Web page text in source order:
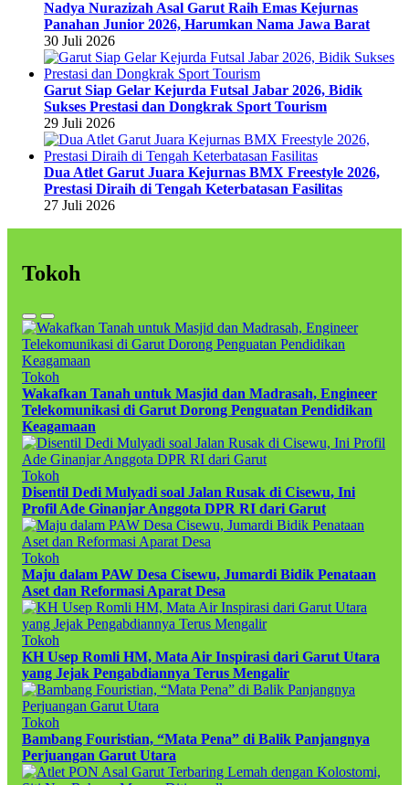
Nadya Nurazizah Asal Garut Raih Emas Kejurnas
Panahan Junior 2026, Harumkan Nama Jawa Barat
30 Juli 2026
Garut Siap Gelar Kejurda Futsal Jabar 2026, Bidik
Sukses Prestasi dan Dongkrak Sport Tourism
29 Juli 2026
Dua Atlet Garut Juara Kejurnas BMX Freestyle 2026,
Prestasi Diraih di Tengah Keterbatasan Fasilitas
27 Juli 2026
Tokoh
Tokoh
Wakafkan Tanah untuk Masjid dan Madrasah, Engineer
Telekomunikasi di Garut Dorong Penguatan Pendidikan
Keagamaan
Tokoh
Disentil Dedi Mulyadi soal Jalan Rusak di Cisewu, Ini
Profil Ade Ginanjar Anggota DPR RI dari Garut
Tokoh
Maju dalam PAW Desa Cisewu, Jumardi Bidik Penataan
Aset dan Reformasi Aparat Desa
Tokoh
KH Usep Romli HM, Mata Air Inspirasi dari Garut Utara
yang Jejak Pengabdiannya Terus Mengalir
Tokoh
Bambang Fouristian, “Mata Pena” di Balik Panjangnya
Perjuangan Garut Utara